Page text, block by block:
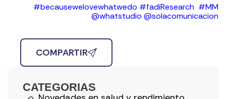
#becausewelovewhatwedo #fadiResearch #MM
@whatstudio @solacomunicacion
COMPARTIR
CATEGORIAS